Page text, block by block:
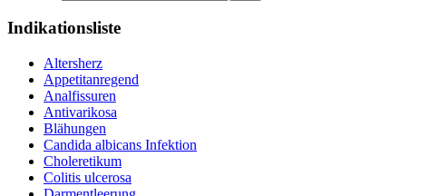
Indikationsliste
Altersherz
Appetitanregend
Analfissuren
Antivarikosa
Blähungen
Candida albicans Infektion
Choleretikum
Colitis ulcerosa